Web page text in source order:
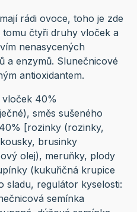
rádi ovoce, toho je zde
tomu čtyři druhy vloček a
nenasycených
a enzymů. Slunečnicové
antioxidantem.
vloček 40%
směs sušeného
[rozinky (rozinky,
brusinky
olej), meruňky, plody
(kukuřičná krupice
sladu, regulátor kyselosti:
semínka